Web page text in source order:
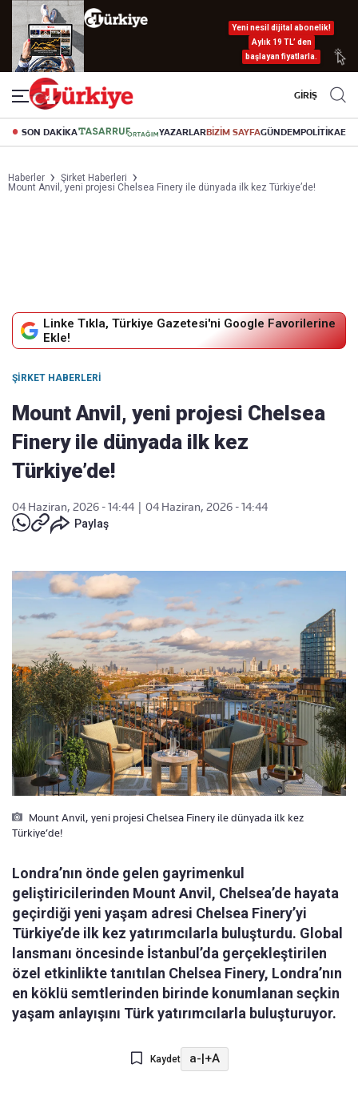
Yeni nesil dijital abonelik!
Aylık 19 TL’ den
başlayan fiyatlarla.
GİRİŞ
SON DAKİKA YAZARLARBİZİM SAYFAGÜNDEMPOLİTİKA
Haberler
Şirket Haberleri
Mount Anvil, yeni projesi Chelsea Finery ile dünyada ilk kez Türkiye’de!
Linke Tıkla, Türkiye Gazetesi'ni Google Favorilerine
Ekle!
ŞIRKET HABERLERI
Mount Anvil, yeni projesi Chelsea
Finery ile dünyada ilk kez
Türkiye’de!
04 Haziran, 2026 - 14:44
04 Haziran, 2026 - 14:44
Paylaş
Mount Anvil, yeni projesi Chelsea Finery ile dünyada ilk kez
Türkiye’de!
Londra’nın önde gelen gayrimenkul
geliştiricilerinden Mount Anvil, Chelsea’de hayata
geçirdiği yeni yaşam adresi Chelsea Finery’yi
Türkiye’de ilk kez yatırımcılarla buluşturdu. Global
lansmanı öncesinde İstanbul’da gerçekleştirilen
özel etkinlikte tanıtılan Chelsea Finery, Londra’nın
en köklü semtlerinden birinde konumlanan seçkin
yaşam anlayışını Türk yatırımcılarla buluşturuyor.
Kaydet a-|+A